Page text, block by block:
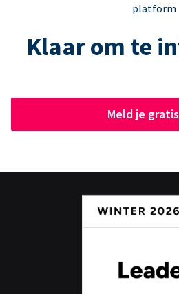
platform
Klaar om te
Meld je